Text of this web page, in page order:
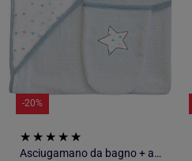
-20%
Asciugamano da bagno + asciugamano "STAR" BLU Les Chatounets